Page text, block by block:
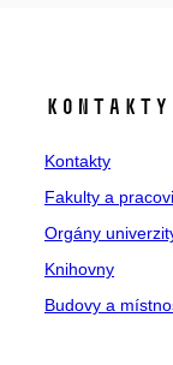
Kontakty
Kontakty
Fakulty a
Orgány
Knihovny
Budovy a